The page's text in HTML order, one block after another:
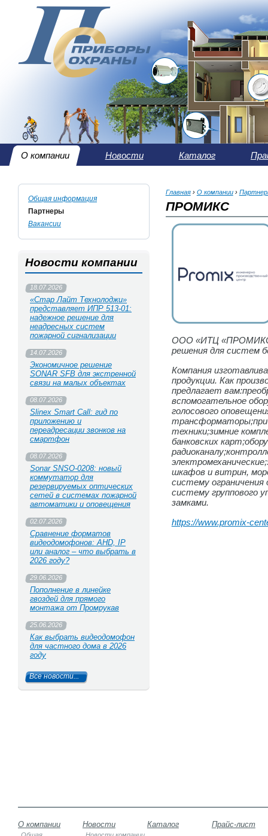
О компании Новости Каталог
Общая информация
Партнеры
Вакансии
Новости компании
18.07.2026
«Стар Лайт Технолоджи»
представляет ИПР 513‑01:
надежное решение для
неадресных систем
пожарной сигнализации
14.07.2026
Экономичное решение
SONAR SFB для экстренной
связи на малых объектах
08.07.2026
Slinex Smart Call: гид по
приложению и
переадресации звонков на
смартфон
08.07.2026
Sonar SNSO-0208: новый
коммутатор для
резервируемых оптических
сетей в системах пожарной
автоматики и оповещения
02.07.2026
Сравнение форматов
видеодомофонов: AHD, IP
или аналог – что выбрать в
2026 году?
29.06.2026
Пополнение в линейке
гвоздей для прямого
монтажа от Промрукав
25.06.2026
Как выбрать видеодомофон
для частного дома в 2026
году
Все новости...
Главная› О компании›
ПРОМИКС
ООО «ИТЦ
решения для систем
Компания
продукции. Как
предлагает
вспомогательное
голосового
техники;зимние
банковских
шкафов и витрин,
систему
систему группового
замками.
https://www.promix-
О компании Новости Каталог Прайс-лист